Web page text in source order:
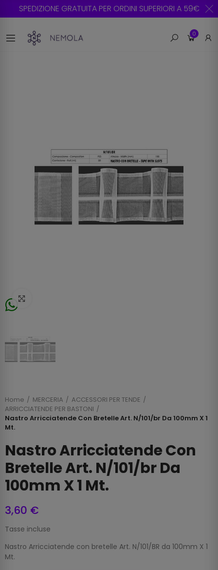
SPEDIZIONE GRATUITA PER ORDINI SUPERIORI A 59€
0
Home MERCERIA
ACCESSORI PER TENDE
ARRICCIATENDE PER BASTONI
Nastro Arricciatende Con Bretelle Art. N/101/br Da 100mm X 1
Mt.
Nastro Arricciatende Con
Bretelle Art. N/101/br Da
100mm X 1 Mt.
3,60 €
Tasse incluse
Nastro Arricciatende con bretelle Art. N/101/BR da 100mm X 1
Mt.